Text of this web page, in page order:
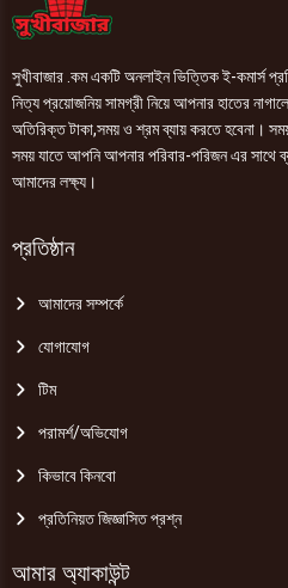
সুখীবাজার .কম একটি অনলাইন ভিত্তিক ই-কমার্স
নিত্য প্রয়োজনিয় সামগ্রী নিয়ে আপনার হাতের
অতিরিক্ত টাকা,সময় ও শ্রম ব্যায় করতে হবেনা।
সময় যাতে আপনি আপনার পরিবার-পরিজন এর সাথে
আমাদের লক্ষ্য।
প্রতিষ্ঠান
আমাদের সম্পর্কে
যোগাযোগ
টিম
পরামর্শ/অভিযোগ
কিভাবে কিনবো
প্রতিনিয়ত জিজ্ঞাসিত প্রশ্ন
আমার অ্যাকাউন্ট